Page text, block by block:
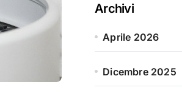
Archivi
Aprile 2026
Dicembre 2025